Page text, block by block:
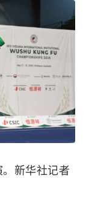
新华社记者